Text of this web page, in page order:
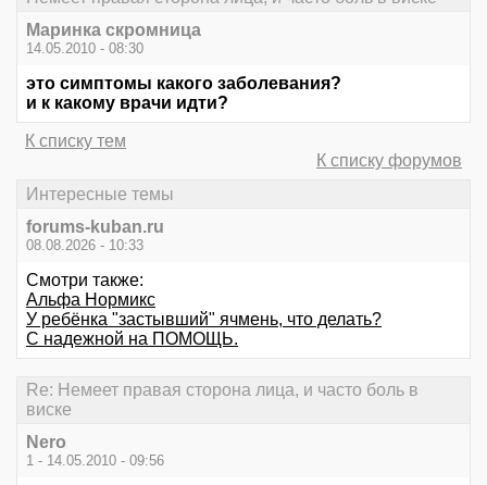
Маринка скромница
14.05.2010 - 08:30
это симптомы какого заболевания?
и к какому врачи идти?
К списку тем
К списку форумов
Интересные темы
forums-kuban.ru
08.08.2026 - 10:33
Смотри также:
Альфа Нормикс
У ребёнка "застывший" ячмень, что делать?
С надежной на ПОМОЩЬ.
Re: Немеет правая сторона лица, и часто боль в
виске
Nero
1 - 14.05.2010 - 09:56